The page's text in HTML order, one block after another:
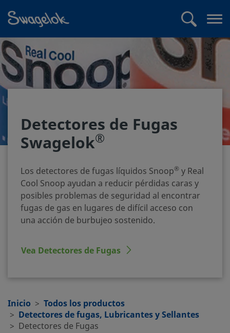
Detectores de Fugas
Swagelok®
Los detectores de fugas líquidos Snoop® y Real
Cool Snoop ayudan a reducir pérdidas caras y
posibles problemas de seguridad al encontrar
fugas de gas en lugares de difícil acceso con
una acción de burbujeo sostenido.
Vea Detectores de Fugas
Inicio
Todos los productos
Detectores de fugas, Lubricantes y Sellantes
Detectores de Fugas